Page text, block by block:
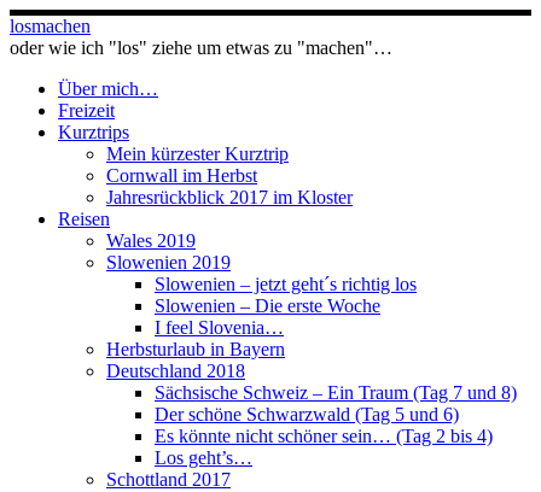
Zum
Inhalt
losmachen
oder wie ich "los" ziehe um etwas zu "machen"…
Über mich…
Freizeit
Kurztrips
Mein kürzester Kurztrip
Cornwall im Herbst
Jahresrückblick 2017 im Kloster
Reisen
Wales 2019
Slowenien 2019
Slowenien – jetzt geht´s richtig los
Slowenien – Die erste Woche
I feel Slovenia…
Herbsturlaub in Bayern
Deutschland 2018
Sächsische Schweiz – Ein Traum (Tag 7 und 8)
Der schöne Schwarzwald (Tag 5 und 6)
Es könnte nicht schöner sein… (Tag 2 bis 4)
Los geht’s…
Schottland 2017